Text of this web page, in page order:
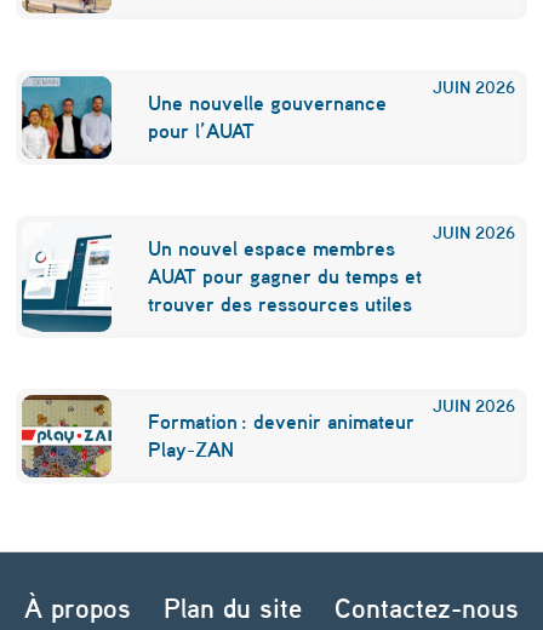
JUIN 2026
Une nouvelle gouvernance
pour l’AUAT
JUIN 2026
Un nouvel espace membres
AUAT pour gagner du temps et
trouver des ressources utiles
JUIN 2026
Formation : devenir animateur
Play-ZAN
Navigation de l’article
À propos
Plan du site Contactez-nous